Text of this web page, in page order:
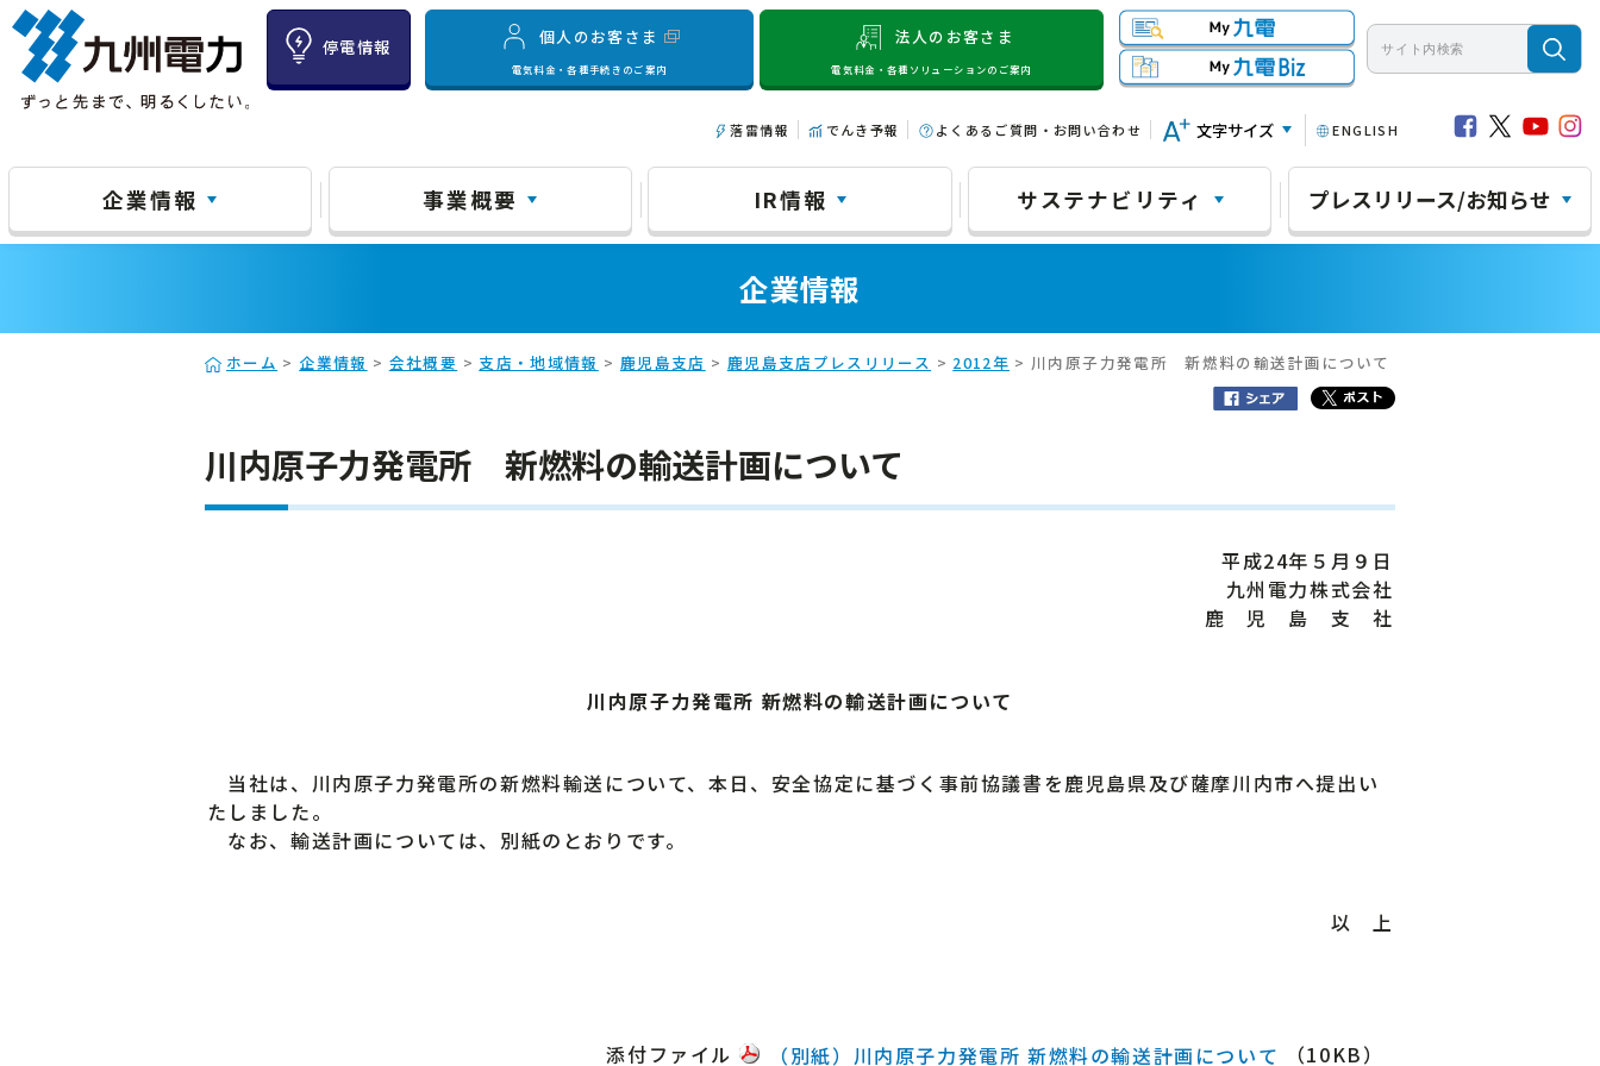
停電情報
個人のお客さま
電気料金・各種手続きのご案内
法人のお客さま
電気料金・各種ソリューションのご案内
落雷情報 でんき予報 よくあるご質問・お問い合わせ 文字サイズ ENGLISH
企業情報 事業概要 IR情報 サステナビリティ プレスリリース/お知らせ
企業情報
ホーム > 企業情報 > 会社概要 > 支店・地域情報 > 鹿児島支店 > 鹿児島支店プレスリリース > 2012年 > 川内原子力発電所 新燃料の輸送計画について
川内原子力発電所 新燃料の輸送計画について
平成24年５月９日
九州電力株式会社
鹿 児 島 支 社
川内原子力発電所 新燃料の輸送計画について
当社は、川内原子力発電所の新燃料輸送について、本日、安全協定に基づく事前協議書を鹿児島県及び薩摩川内市へ提出い
たしました。
なお、輸送計画については、別紙のとおりです。
以 上
添付ファイル （別紙）川内原子力発電所 新燃料の輸送計画について （10KB）